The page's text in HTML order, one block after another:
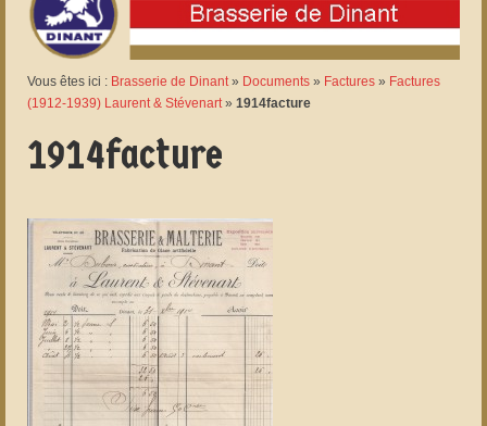
Vous êtes ici : Brasserie de Dinant» Documents » Factures » Factures
(1912-1939) Laurent & Stévenart» 1914facture
1914facture